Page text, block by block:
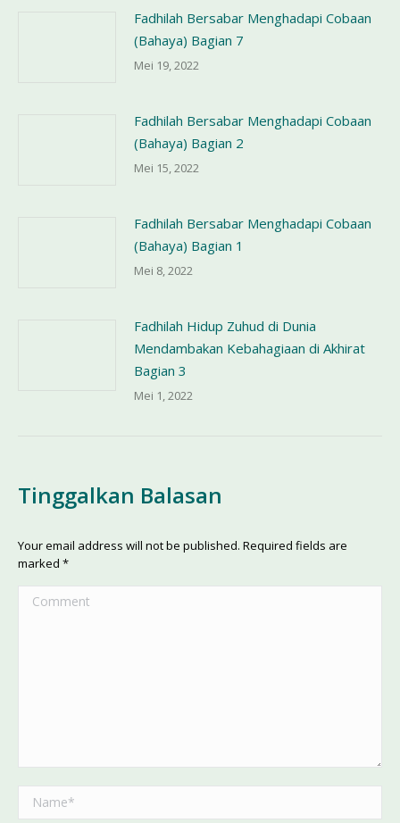
Fadhilah Bersabar Menghadapi Cobaan
(Bahaya) Bagian 7
Mei 19, 2022
Fadhilah Bersabar Menghadapi Cobaan
(Bahaya) Bagian 2
Mei 15, 2022
Fadhilah Bersabar Menghadapi Cobaan
(Bahaya) Bagian 1
Mei 8, 2022
Fadhilah Hidup Zuhud di Dunia
Mendambakan Kebahagiaan di Akhirat
Bagian 3
Mei 1, 2022
Tinggalkan Balasan
Your email address will not be published. Required fields are
marked *
Comment
Name *